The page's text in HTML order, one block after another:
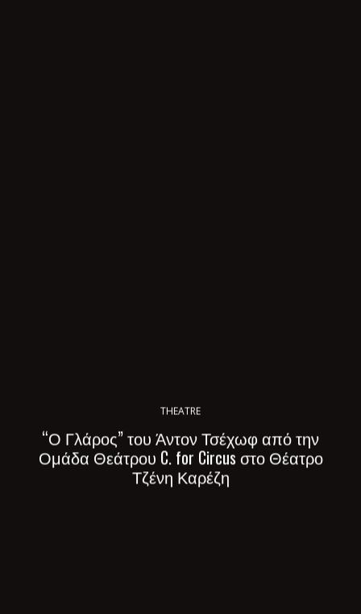
THEATRE
“Ο Γλάρος” του Άντον Τσέχωφ από την
Ομάδα Θεάτρου C. for Circus στο Θέατρο
Τζένη Καρέζη